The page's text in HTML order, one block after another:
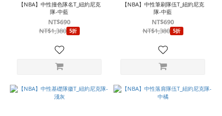
(13)
【NBA】中性撞色隊名T_紐約尼克
隊-中藍
NT$690
NT$1,380 5折
【NBA】中性筆刷隊伍T_紐約尼克
隊-中藍
NT$690
NT$1,380 5折